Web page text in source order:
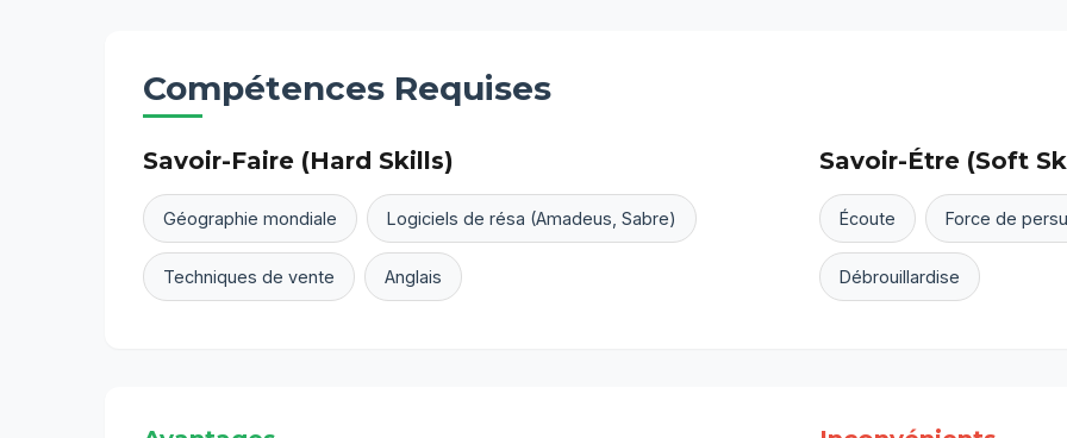
Compétences Requises
Savoir-Faire (Hard Skills)
Géographie mondiale Logiciels de résa (Amadeus, Sabre)
Techniques de vente Anglais
Savoir-Étre (Soft
Écoute Force de
Débrouillardise